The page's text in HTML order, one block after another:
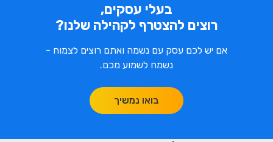
בעלי עסקים,
רוצים להצטרף לקהילה שלנו?
אם יש לכם עסק עם נשמה ואתם רוצים לצמוח -
נשמח לשמוע מכם.
בואו נמשיך